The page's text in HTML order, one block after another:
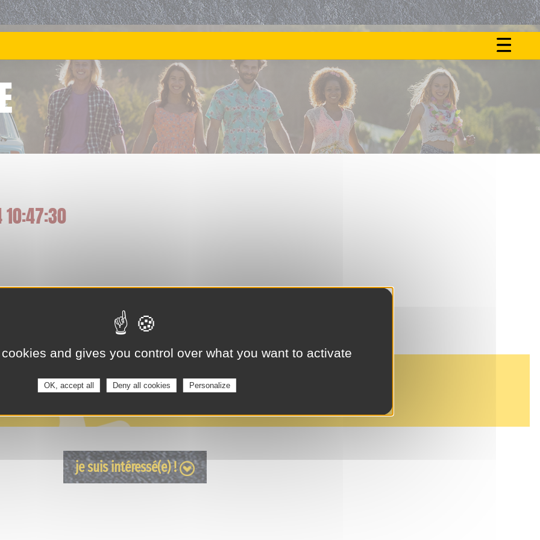
ON
10:47:30
je suis intéressé(e) !
and gives you control over what you want to activate
OK, accept all Deny all cookies Personalize